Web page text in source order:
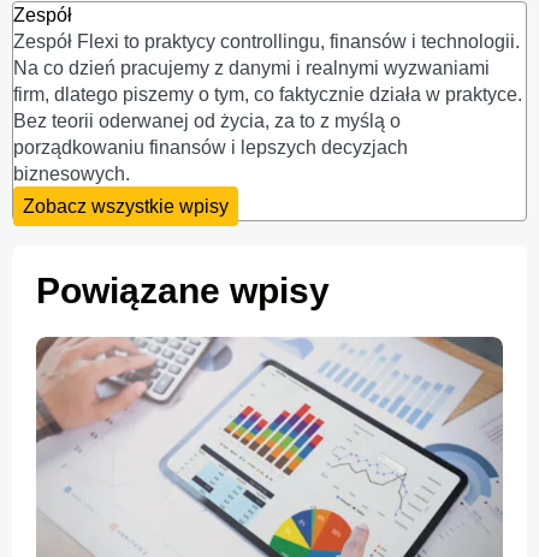
Zespół
Zespół Flexi to praktycy controllingu, finansów i technologii.
Na co dzień pracujemy z danymi i realnymi wyzwaniami
firm, dlatego piszemy o tym, co faktycznie działa w praktyce.
Bez teorii oderwanej od życia, za to z myślą o
porządkowaniu finansów i lepszych decyzjach
biznesowych.
Zobacz wszystkie wpisy
Powiązane wpisy